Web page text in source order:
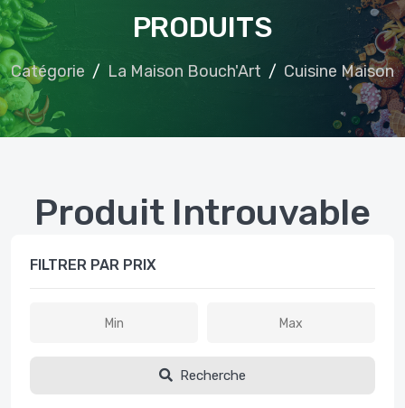
PRODUITS
Catégorie La Maison Bouch'Art Cuisine Maison
FILTRER PAR PRIX
Recherche
Produit Introuvable